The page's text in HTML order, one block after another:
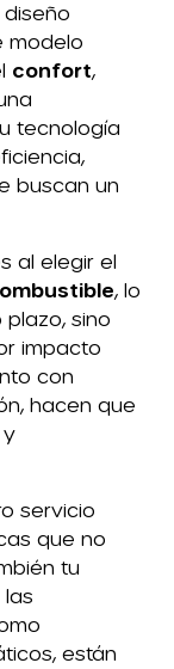
modelo
confort,
tecnología
buscan un
al elegir el
, lo
sino
impacto
con
hacen que
y
servicio
que no
tu
las
están